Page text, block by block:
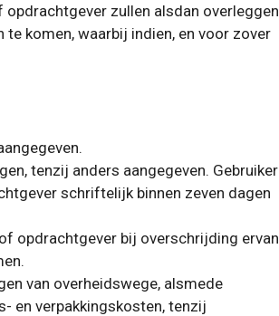
zullen alsdan overleggen
komen, waarbij indien, en voor zover
tenzij anders aangegeven. Gebruiker
schriftelijk binnen zeven dagen
opdrachtgever bij overschrijding ervan
van overheidswege, alsmede
en verpakkingskosten, tenzij